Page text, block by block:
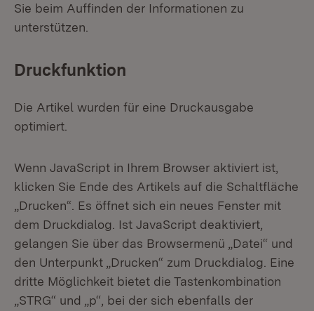
Sie beim Auffinden der Informationen zu
unterstützen.
Druckfunktion
Die Artikel wurden für eine Druckausgabe
optimiert.
Wenn JavaScript in Ihrem Browser aktiviert ist,
klicken Sie Ende des Artikels auf die Schaltfläche
„Drucken“. Es öffnet sich ein neues Fenster mit
dem Druckdialog. Ist JavaScript deaktiviert,
gelangen Sie über das Browsermenü „Datei“ und
den Unterpunkt „Drucken“ zum Druckdialog. Eine
dritte Möglichkeit bietet die Tastenkombination
„STRG“ und „p“, bei der sich ebenfalls der